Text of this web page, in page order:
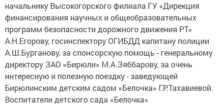
начальнику Высокогорского филиала ГУ «Дирекция
финансирования научных и общеобразовательных
программ безопасности дорожного движения РТ»
А.Н.Егорову, госинспектору ОГИБДД капитану полиции
А.Ш.Бурганову, за спонсорскую помощь - генеральному
директору ЗАО «Бирюли» М.А.Зяббарову, за очень
интересную и полезную поездку - заведующей
Бирюлинским детским садом «Белочка» Г.Р.Тахавиевой.
Воспитатели детского сада «Белочка»